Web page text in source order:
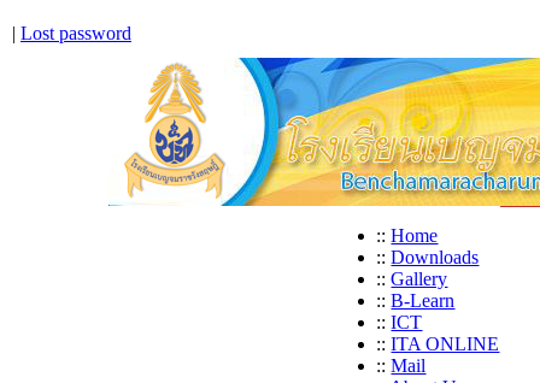
| Lost password
:: Home
:: Downloads
:: Gallery
:: B-Learn
:: ICT
:: ITA ONLINE
:: Mail